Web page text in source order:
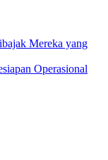
Mereka yang
Operasional